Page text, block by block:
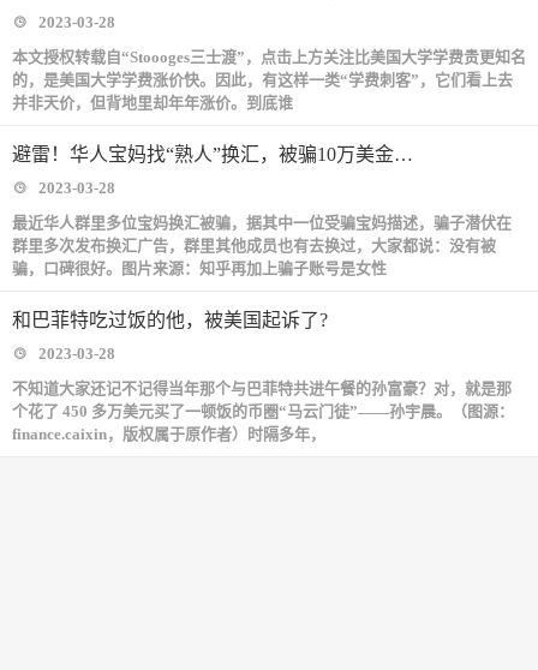
2023-03-28
本文授权转载自“Stoooges三士渡”，点击上方关注比美国大学学费贵更知名
的，是美国大学学费涨价快。因此，有这样一类“学费刺客”，它们看上去
并非天价，但背地里却年年涨价。到底谁
避雷！华人宝妈找“熟人”换汇，被骗10万美金…
2023-03-28
最近华人群里多位宝妈换汇被骗，据其中一位受骗宝妈描述，骗子潜伏在
群里多次发布换汇广告，群里其他成员也有去换过，大家都说：没有被
骗，口碑很好。图片来源：知乎再加上骗子账号是女性
和巴菲特吃过饭的他，被美国起诉了?
2023-03-28
不知道大家还记不记得当年那个与巴菲特共进午餐的孙富豪？对，就是那
个花了 450 多万美元买了一顿饭的币圈“马云门徒”——孙宇晨。（图源：
finance.caixin，版权属于原作者）时隔多年，